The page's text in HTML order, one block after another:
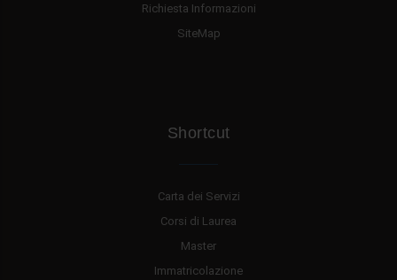
Richiesta Informazioni
SiteMap
Shortcut
Carta dei Servizi
Corsi di Laurea
Master
Immatricolazione